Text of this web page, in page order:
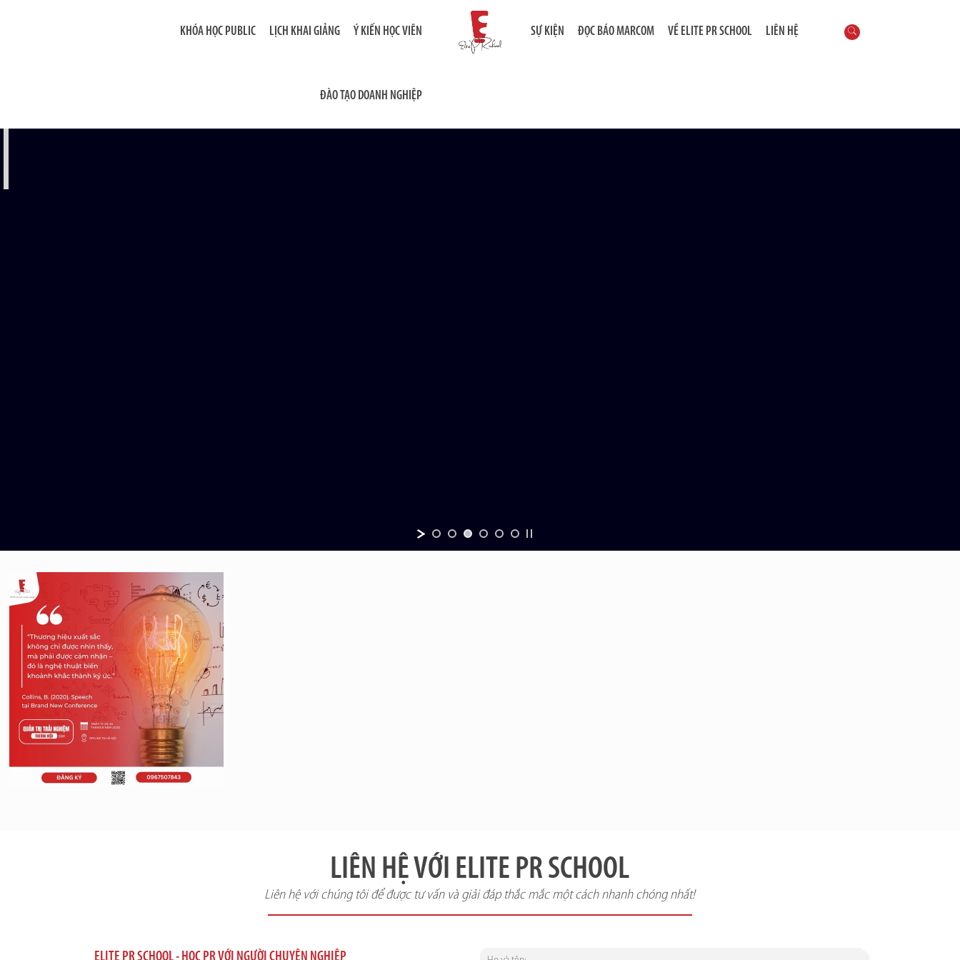
KHÓA HỌC PUBLIC LỊCH KHAI GIẢNG Ý KIẾN HỌC VIÊN
ĐÀO TẠO DOANH NGHIỆP
SỰ KIỆN ĐỌC BÁO MARCOM VỀ ELITE PR SCHOOL LIÊN HỆ
LIÊN HỆ VỚI ELITE PR SCHOOL
Liên hệ với chúng tôi để được tư vấn và giải đáp thắc mắc một cách nhanh chóng nhất!
ELITE PR SCHOOL - HỌC PR VỚI NGƯỜI CHUYÊN NGHIỆP